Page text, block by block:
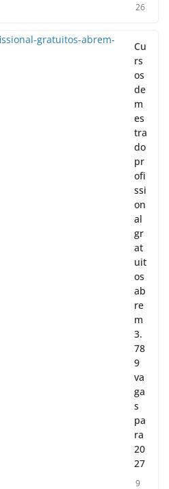
26
Cu
rs
os
de
m
es
tra
do
pr
ofi
ssi
on
al
gr
at
uit
os
ab
re
m
3.
78
9
va
ga
s
pa
ra
20
27
9